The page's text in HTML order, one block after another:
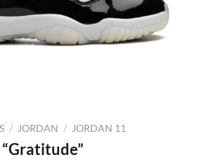
/ JORDAN / JORDAN 11